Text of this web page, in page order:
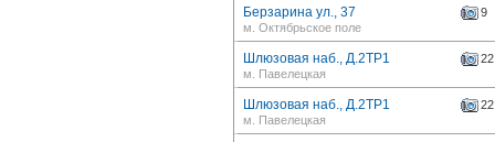
Берзарина ул., 37
9
м. Октябрьское поле
Шлюзовая наб., Д.2ТР1
22
м. Павелецкая
Шлюзовая наб., Д.2ТР1
22
м. Павелецкая